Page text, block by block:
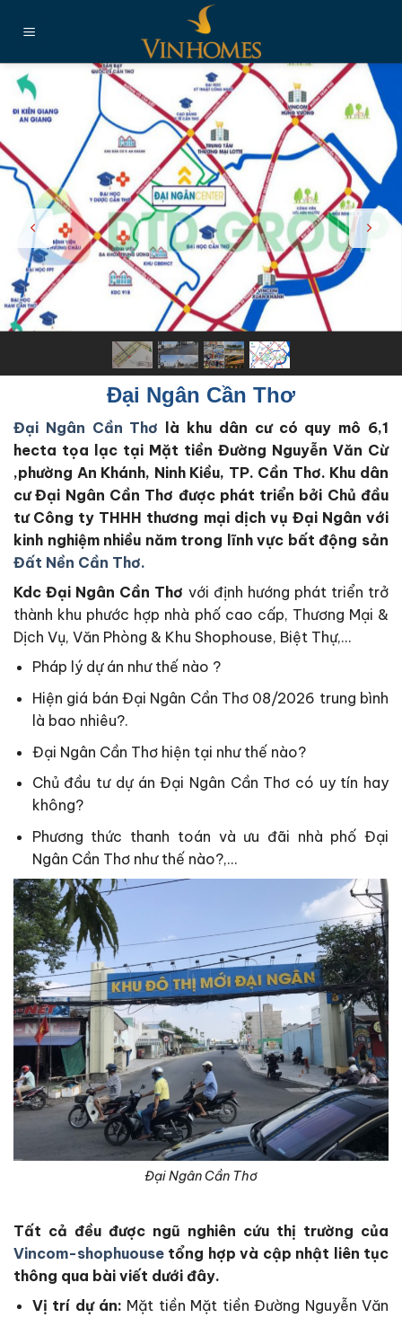
đến
dung
Đại Ngân Cần Thơ
Đại Ngân Cần Thơ là khu dân cư có quy mô 6,1
hecta tọa lạc tại Mặt tiền Đường Nguyễn Văn Cừ
,phường An Khánh, Ninh Kiều, TP. Cần Thơ. Khu dân
cư Đại Ngân Cần Thơ được phát triển bởi Chủ đầu
tư Công ty THHH thương mại dịch vụ Đại Ngân với
kinh nghiệm nhiều năm trong lĩnh vực bất động sản
Đất Nền Cần Thơ.
Kdc Đại Ngân Cần Thơ với định hướng phát triển trở
thành khu phước hợp nhà phố cao cấp, Thương Mại &
Dịch Vụ, Văn Phòng & Khu Shophouse, Biệt Thự,…
Pháp lý dự án như thế nào ?
Hiện giá bán Đại Ngân Cần Thơ 08/2026 trung bình
là bao nhiêu?.
Đại Ngân Cần Thơ hiện tại như thế nào?
Chủ đầu tư dự án Đại Ngân Cần Thơ có uy tín hay
không?
Phương thức thanh toán và ưu đãi nhà phố Đại
Ngân Cần Thơ như thế nào?,…
Đại Ngân Cần Thơ
Tất cả đều được ngũ nghiên cứu thị trường của
Vincom-shophuouse tổng hợp và cập nhật liên tục
thông qua bài viết dưới đây.
Vị trí dự án: Mặt tiền Mặt tiền Đường Nguyễn Văn